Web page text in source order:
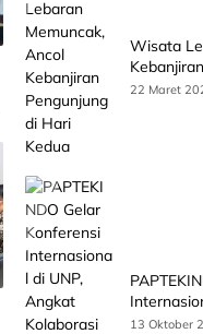
Wisata
Kedua
22 Maret
13 Oktober